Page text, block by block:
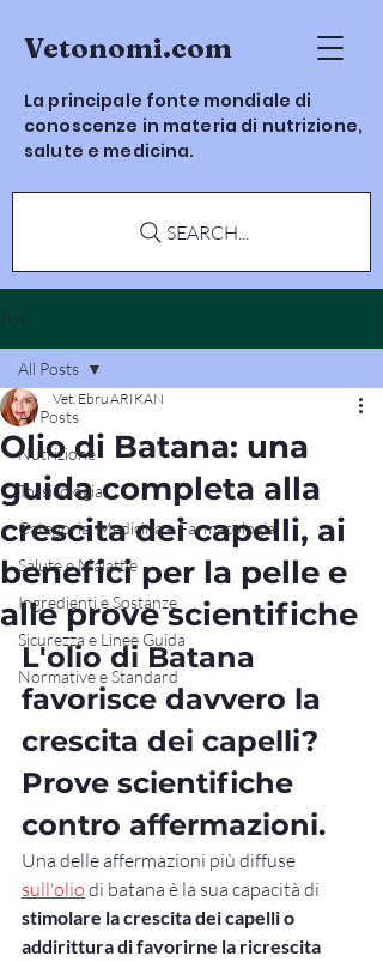
Vetonomi.com
La principale fonte mondiale di
conoscenze in materia di nutrizione,
salute e medicina.
SEARCH...
Post
All Posts
Nutrizione
Tossicologia
Categoria: Medicina e Farmacologia
Salute e Malattie
Ingredienti e Sostanze
Sicurezza e Linee Guida
Normative e Standard
All Posts
Olio di Batana: una
guida completa alla
crescita dei capelli, ai
benefici per la pelle e
alle prove scientifiche
Vet. Ebru ARIKAN
L'olio di Batana
favorisce davvero la
crescita dei capelli?
Prove scientifiche
contro affermazioni.
Una delle affermazioni più diffuse
sull'olio di batana è la sua capacità di
stimolare la crescita dei capelli o
addirittura di favorirne la ricrescita